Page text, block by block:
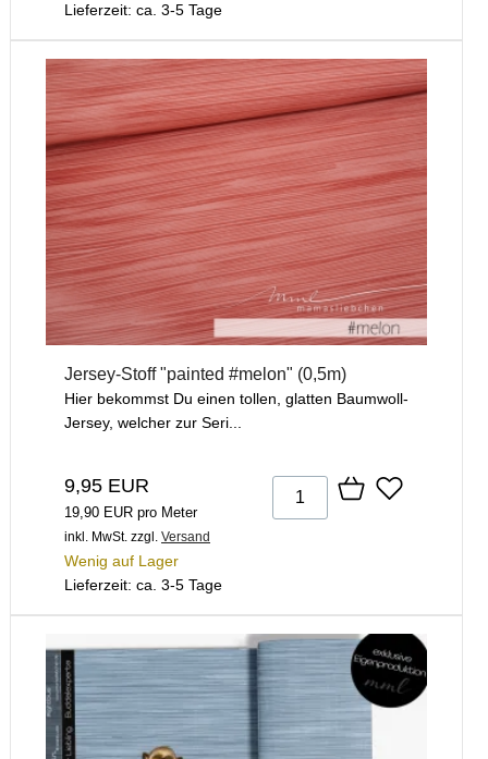
Lieferzeit: ca. 3-5 Tage
Jersey-Stoff "painted #melon" (0,5m)
Hier bekommst Du einen tollen, glatten Baumwoll-
Jersey, welcher zur Seri...
9,95 EUR
19,90 EUR pro Meter
inkl. MwSt. zzgl. Versand
Wenig auf Lager
Lieferzeit: ca. 3-5 Tage